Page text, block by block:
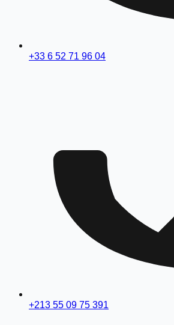
+33 6 52 71 96 04
+213 55 09 75 391